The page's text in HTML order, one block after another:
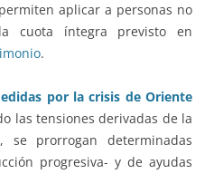
aplicar a personas no
cuota íntegra previsto en
.
por la crisis de Oriente
las tensiones derivadas de la
prorrogan determinadas
progresiva- y de ayudas